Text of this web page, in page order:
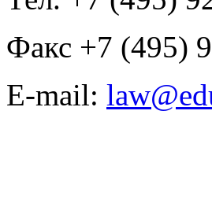
Факс +7 (495)
E-mail: